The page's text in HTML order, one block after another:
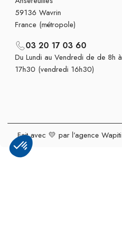
59136 Wavrin
France (métropole)
03 20 17 03 60
Du Lundi au Vendredi de de 8h à
17h30 (vendredi 16h30)
Fait avec 💛 par l’agence Wapiti